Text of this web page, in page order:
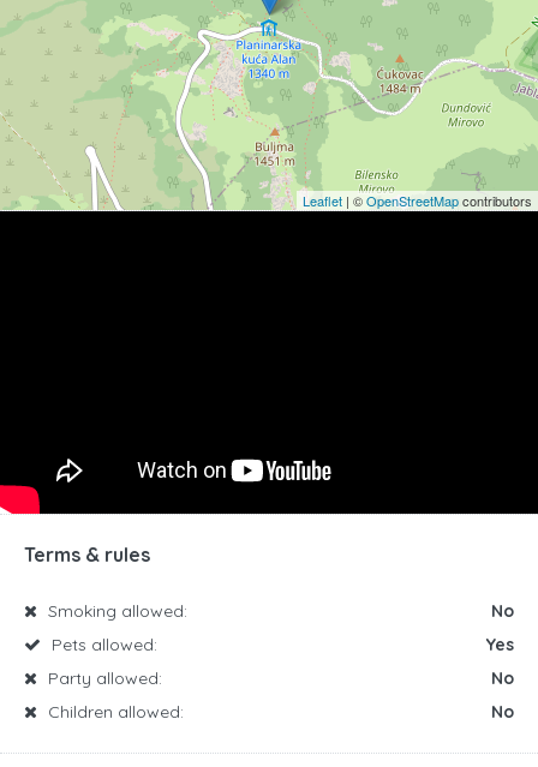
Leaflet | ©OpenStreetMapcontributors
Terms & rules
Smoking allowed:
No
Pets allowed:
Yes
Party allowed:
No
Children allowed:
No